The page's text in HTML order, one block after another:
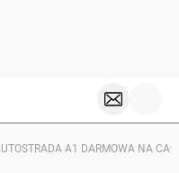
A1 DARMOWA NA